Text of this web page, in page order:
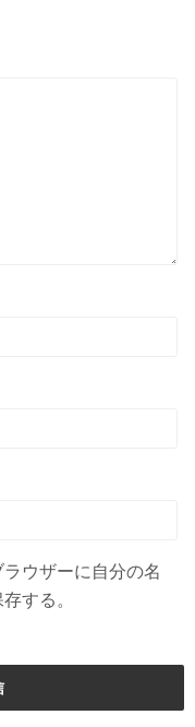
ウザーに自分の名
する。